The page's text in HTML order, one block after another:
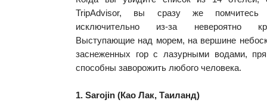
TripAdvisor, вы сразу же помчитесь
исключительно из-за невероятно
Выступающие над морем, на вершине
заснеженных гор с лазурными водами,
способны заворожить любого человека.
1. Sarojin (Као Лак, Таиланд)